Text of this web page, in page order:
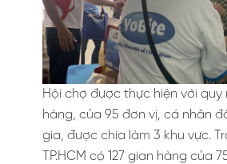
Hội chợ được thực hiện với quy
hàng, của 95 đơn vị, cá nhân
gia, được chia làm 3 khu vực.
TP.HCM có 127 gian hàng của